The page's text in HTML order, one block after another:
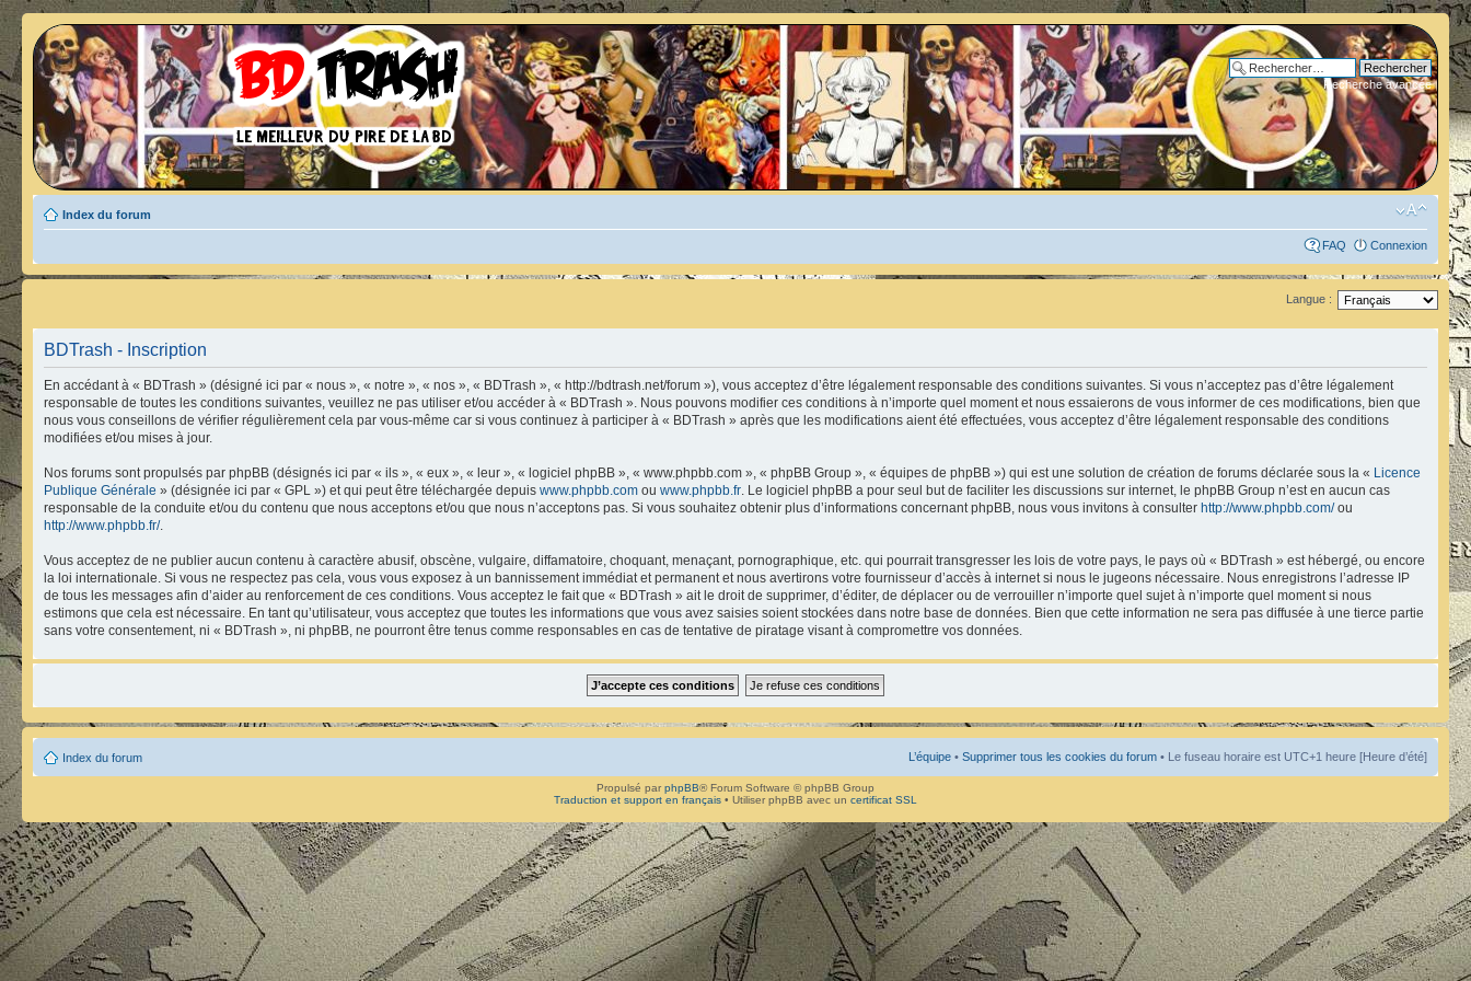
Recherche avancée
Index du forum
FAQ Connexion
Langue :
BDTrash - Inscription
En accédant à « BDTrash » (désigné ici par « nous », « notre », « nos », « BDTrash », « http://bdtrash.net/forum »), vous acceptez d’être légalement responsable des conditions suivantes. Si vous n’acceptez pas d’être légalement
responsable de toutes les conditions suivantes, veuillez ne pas utiliser et/ou accéder à « BDTrash ». Nous pouvons modifier ces conditions à n’importe quel moment et nous essaierons de vous informer de ces modifications, bien que
nous vous conseillons de vérifier régulièrement cela par vous-même car si vous continuez à participer à « BDTrash » après que les modifications aient été effectuées, vous acceptez d’être légalement responsable des conditions
modifiées et/ou mises à jour.
Nos forums sont propulsés par phpBB (désignés ici par « ils », « eux », « leur », « logiciel phpBB », « www.phpbb.com », « phpBB Group », « équipes de phpBB ») qui est une solution de création de forums déclarée sous la « Licence
Publique Générale » (désignée ici par « GPL ») et qui peut être téléchargée depuis www.phpbb.com ou www.phpbb.fr . Le logiciel phpBB a pour seul but de faciliter les discussions sur internet, le phpBB Group n’est en aucun cas
responsable de la conduite et/ou du contenu que nous acceptons et/ou que nous n’acceptons pas. Si vous souhaitez obtenir plus d’informations concernant phpBB, nous vous invitons à consulter http://www.phpbb.com/ou
http://www.phpbb.fr/.
Vous acceptez de ne publier aucun contenu à caractère abusif, obscène, vulgaire, diffamatoire, choquant, menaçant, pornographique, etc. qui pourrait transgresser les lois de votre pays, le pays où « BDTrash » est hébergé, ou encore
la loi internationale. Si vous ne respectez pas cela, vous vous exposez à un bannissement immédiat et permanent et nous avertirons votre fournisseur d’accès à internet si nous le jugeons nécessaire. Nous enregistrons l’adresse IP
de tous les messages afin d’aider au renforcement de ces conditions. Vous acceptez le fait que « BDTrash » ait le droit de supprimer, d’éditer, de déplacer ou de verrouiller n’importe quel sujet à n’importe quel moment si nous
estimons que cela est nécessaire. En tant qu’utilisateur, vous acceptez que toutes les informations que vous avez saisies soient stockées dans notre base de données. Bien que cette information ne sera pas diffusée à une tierce partie
sans votre consentement, ni « BDTrash », ni phpBB, ne pourront être tenus comme responsables en cas de tentative de piratage visant à compromettre vos données.
Index du forum L’équipe • Supprimer tous les cookies du forum • Le fuseau horaire est UTC+1 heure [Heure d’été]
Propulsé par phpBB® Forum Software © phpBB Group
Traduction et support en français • Utiliser phpBB avec un certificat SSL